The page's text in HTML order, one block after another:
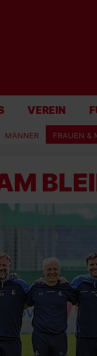
VEREIN
MÄNNER FRAUEN &